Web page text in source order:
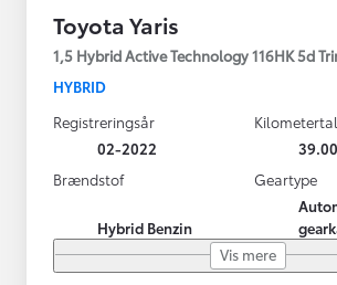
Toyota Yaris
1,5 Hybrid Active Technology 116HK 5d
HYBRID
Registreringsår
02-2022
Kilometertal
Brændstof
Hybrid Benzin
Geartype
Vis mere